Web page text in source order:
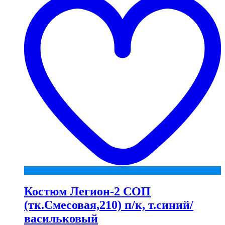
Костюм Легион-2 СОП
(тк.Смесовая,210) п/к, т.синий/
васильковый